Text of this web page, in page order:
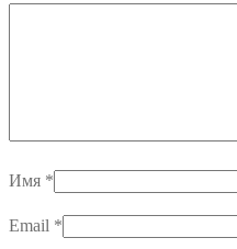
Имя *
Email *